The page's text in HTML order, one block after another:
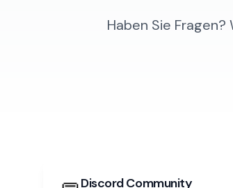
Haben Sie
Discord Community